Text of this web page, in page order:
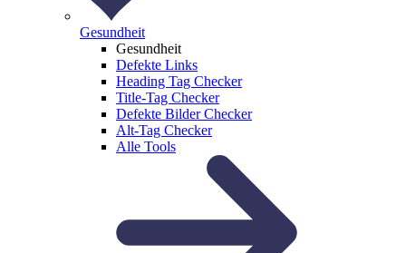
Gesundheit
Gesundheit
Defekte Links
Heading Tag Checker
Title-Tag Checker
Defekte Bilder Checker
Alt-Tag Checker
Alle Tools